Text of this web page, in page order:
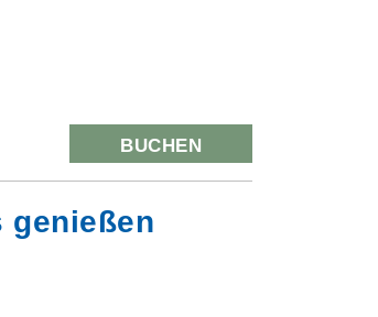
BUCHEN
genießen